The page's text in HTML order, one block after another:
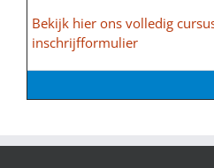
Bekijk hier ons volledig
inschrijfformulier